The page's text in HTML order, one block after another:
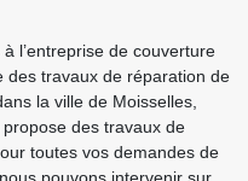
l’entreprise de couverture
des travaux de réparation de
la ville de Moisselles,
des travaux de
toutes vos demandes de